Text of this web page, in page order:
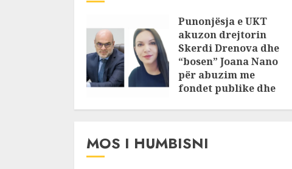
Punonjësja e UKT
akuzon drejtorin
Skerdi Drenova dhe
“bosen” Joana Nano
për abuzim me
fondet publike dhe
MOS I HUMBISNI